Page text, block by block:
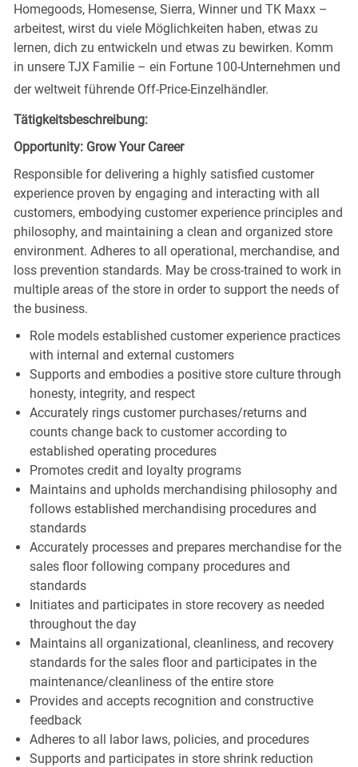
Homegoods, Homesense, Sierra, Winner und TK Maxx –
arbeitest, wirst du viele Möglichkeiten haben, etwas zu
lernen, dich zu entwickeln und etwas zu bewirken. Komm
in unsere TJX Familie – ein Fortune 100-Unternehmen und
der weltweit führende Off-Price-Einzelhändler.
Tätigkeitsbeschreibung:
Opportunity: Grow Your Career
Responsible for delivering a highly satisfied customer
experience proven by engaging and interacting with all
customers, embodying customer experience principles and
philosophy, and maintaining a clean and organized store
environment. Adheres to all operational, merchandise, and
loss prevention standards. May be cross-trained to work in
multiple areas of the store in order to support the needs of
the business.
Role models established customer experience practices
with internal and external customers
Supports and embodies a positive store culture through
honesty, integrity, and respect
Accurately rings customer purchases/returns and
counts change back to customer according to
established operating procedures
Promotes credit and loyalty programs
Maintains and upholds merchandising philosophy and
follows established merchandising procedures and
standards
Accurately processes and prepares merchandise for the
sales floor following company procedures and
standards
Initiates and participates in store recovery as needed
throughout the day
Maintains all organizational, cleanliness, and recovery
standards for the sales floor and participates in the
maintenance/cleanliness of the entire store
Provides and accepts recognition and constructive
feedback
Adheres to all labor laws, policies, and procedures
Supports and participates in store shrink reduction